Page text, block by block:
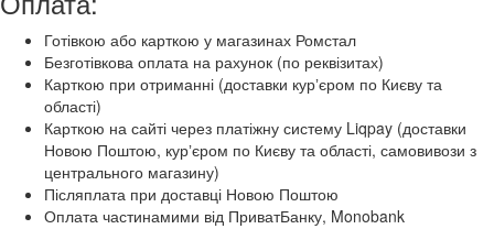
Готівкою або карткою у магазинах Ромстал
Безготівкова оплата на рахунок (по реквізитах)
Карткою при отриманні (доставки курʼєром по Києву та
області)
Карткою на сайті через платіжну систему Liqpay (доставки
Новою Поштою, курʼєром по Києву та області, самовивози з
центрального магазину)
Післяплата при доставці Новою Поштою
Оплата частинамими від ПриватБанку, Monobank